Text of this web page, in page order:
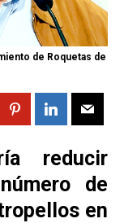
de Roquetas de
reducir
de
en